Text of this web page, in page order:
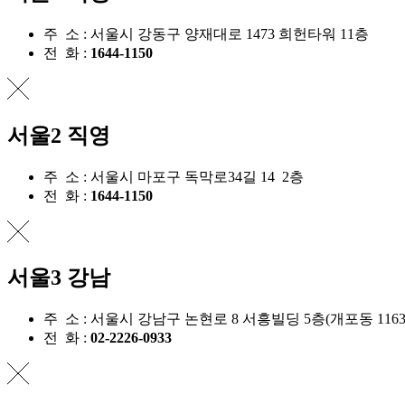
주 소 : 서울시 강동구 양재대로 1473 희헌타워 11층
전 화 : 1644-1150
서울2 직영
주 소 : 서울시 마포구 독막로34길 14 2층
전 화 : 1644-1150
서울3 강남
주 소 : 서울시 강남구 논현로 8 서흥빌딩 5층(개포동
전 화 : 02-2226-0933